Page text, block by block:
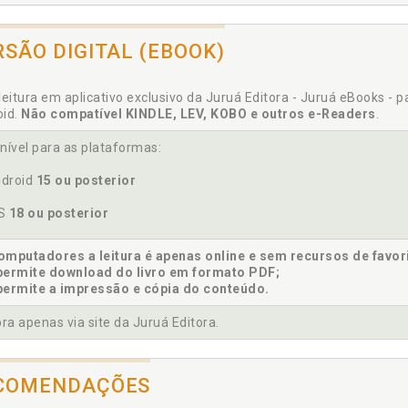
REFLEXOS NO SERVIÇO PÚBLICO, p. 126
DA ALTERAÇÃO NORMATIVA: PROPOSTA DE TEXTO, p. 129
p. 139
p. 135
Aposentadoria da pessoa com deficiência, p. 85
humana. Importância da discussão: entre a dignidade
Teoria tridimensional do direito, p. 39
Importância da discussão: entre a dignidade humana
atuarial. Importância da discussão: entre a dignidade
social. Mudança de sexo como fato social, p. 39
DIGITAL (EBOOK)
em aplicativo exclusivo da Juruá Editora - Juruá eBooks -
Não compatível KINDLE, LEV, KOBO e outros e-Readers.
para as plataformas:
15 ou posterior
18 ou posterior
a leitura é apenas online e sem recursos de
download do livro em formato PDF;
a impressão e cópia do conteúdo.
apenas via site da Juruá Editora.